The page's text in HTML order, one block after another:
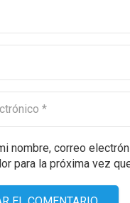
nombre, correo
para la próxima vez